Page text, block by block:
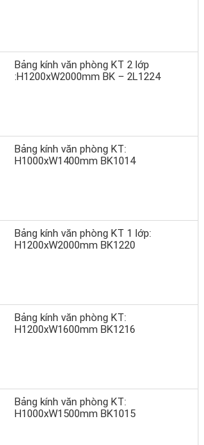
Bảng kính văn phòng KT 2 lớp
:H1200xW2000mm BK – 2L1224
Bảng kính văn phòng KT:
H1000xW1400mm BK1014
Bảng kính văn phòng KT 1 lớp:
H1200xW2000mm BK1220
Bảng kính văn phòng KT:
H1200xW1600mm BK1216
Bảng kính văn phòng KT:
H1000xW1500mm BK1015